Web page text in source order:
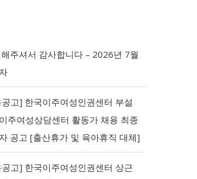
주셔서 감사합니다 – 2026년 7월
고] 한국이주여성인권센터 부설
주여성상담센터 활동가 채용 최종
공고 [출산휴가 및 육아휴직 대체]
고] 한국이주여성인권센터 상근